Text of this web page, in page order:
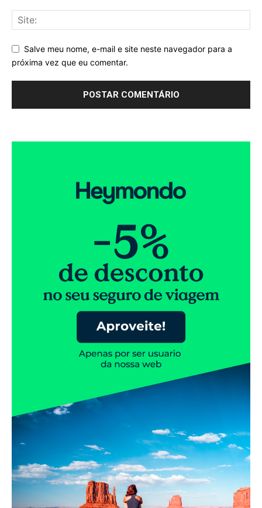
Salve meu nome, e-mail e site neste navegador para a
próxima vez que eu comentar.